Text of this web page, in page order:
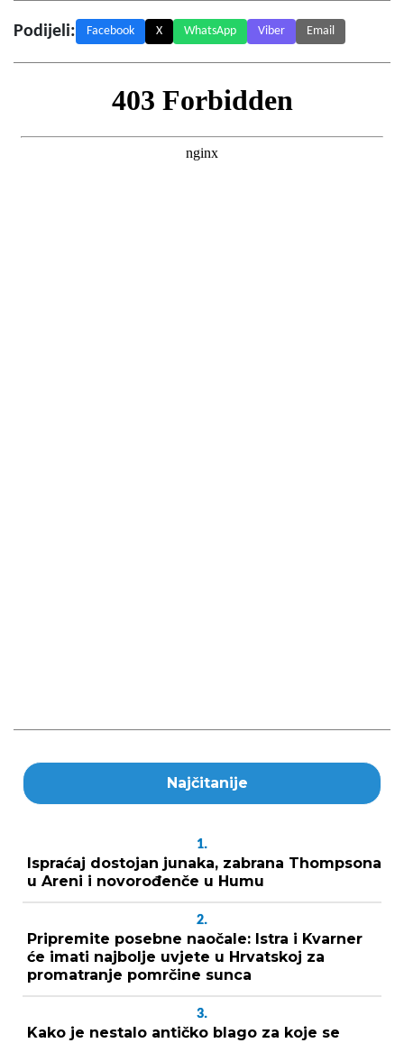
Podijeli: Facebook X WhatsApp Viber Email
Najčitanije
1.
Ispraćaj dostojan junaka, zabrana Thompsona
u Areni i novorođenče u Humu
2.
Pripremite posebne naočale: Istra i Kvarner
će imati najbolje uvjete u Hrvatskoj za
promatranje pomrčine sunca
3.
Kako je nestalo antičko blago za koje se